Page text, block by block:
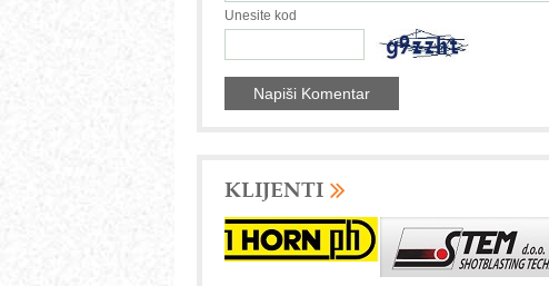
Unesite kod
KLIJENTI